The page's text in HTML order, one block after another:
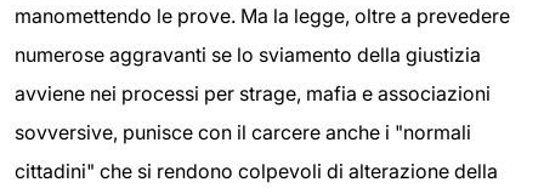
manomettendo le prove. Ma la legge, oltre a prevedere
numerose aggravanti se lo sviamento della giustizia
avviene nei processi per strage, mafia e associazioni
sovversive, punisce con il carcere anche i "normali
cittadini" che si rendono colpevoli di alterazione della